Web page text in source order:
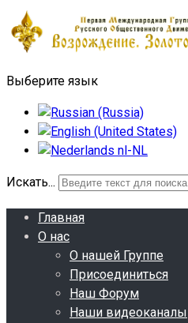
Выберите язык
Искать...
Главная
О нас
О нашей Группе
Присоединиться
Наш Форум
Наши видеоканалы